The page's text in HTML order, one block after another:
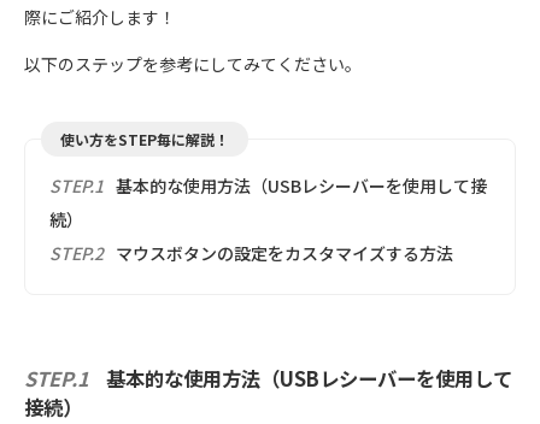
際にご紹介します！
以下のステップを参考にしてみてください。
使い方をSTEP毎に解説！
STEP.1 基本的な使用方法（USBレシーバーを使用して接
続）
STEP.2 マウスボタンの設定をカスタマイズする方法
STEP.1 基本的な使用方法（USBレシーバーを使用して
接続）